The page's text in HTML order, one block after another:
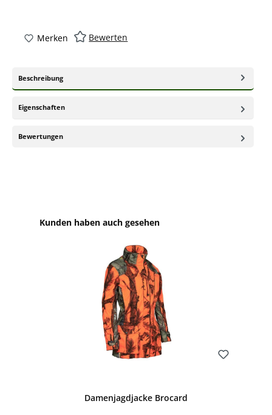
Merken Bewerten
Beschreibung
Eigenschaften
Bewertungen
Produktgalerie überspringen
Kunden haben auch gesehen
Damenjagdjacke Brocard